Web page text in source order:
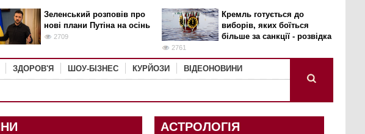
Зеленський розповів про
нові плани Путіна на осінь
2709
Кремль готується до
виборів, яких боїться
більше за санкції - розвідка
2761
ЗДОРОВ'Я ШОУ-БІЗНЕС КУРЙОЗИ ВІДЕОНОВИНИ
АСТРОЛОГІЯ